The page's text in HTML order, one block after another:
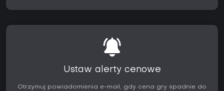
Ustaw alerty cenowe
Otrzymuj powiadomienia e-mail, gdy cena gry spadnie do